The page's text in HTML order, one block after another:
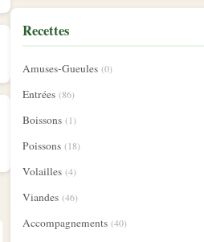
Recettes
Amuses-Gueules (0)
Entrées (86)
Boissons (1)
Poissons (18)
Volailles (4)
Viandes (46)
Accompagnements (40)